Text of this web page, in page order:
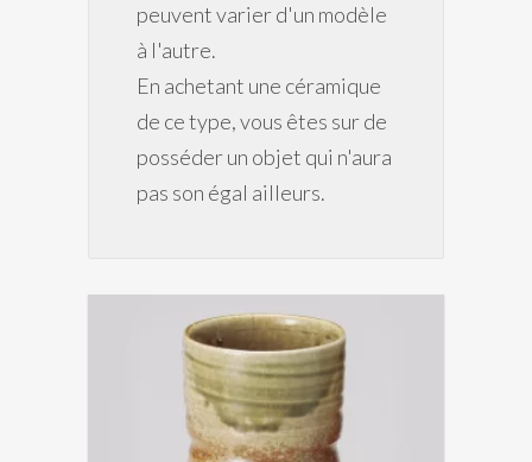
peuvent varier d'un modèle
à l'autre.
En achetant une céramique
de ce type, vous êtes sur de
posséder un objet qui n'aura
pas son égal ailleurs.